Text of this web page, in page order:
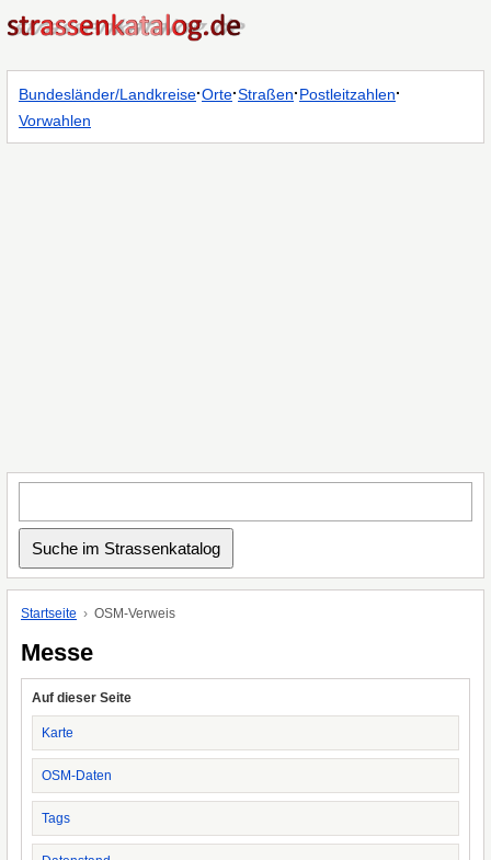
Bundesländer/Landkreise·Orte·Straßen·Postleitzahlen·
Vorwahlen
Startseite OSM-Verweis
Messe
Auf dieser Seite
Karte
OSM-Daten
Tags